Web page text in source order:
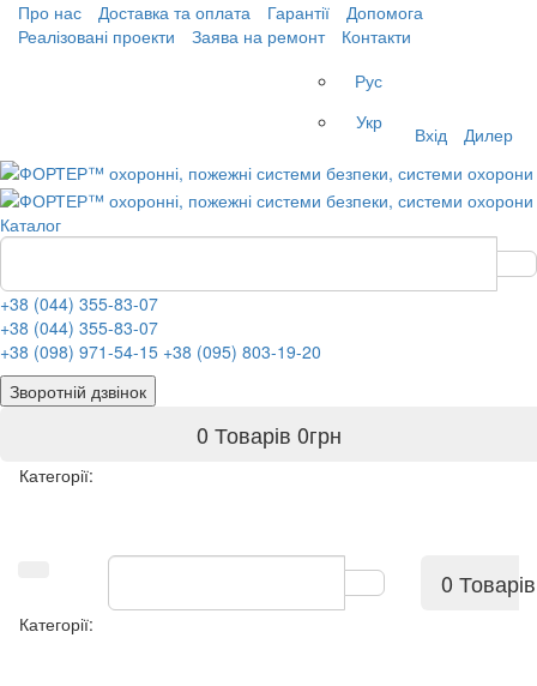
Про нас Доставка та оплата Гарантії
Допомога
Реалізовані проекти
Заява на ремонт
Контакти
Рус
Укр
Вхід Дилер
Каталог
+38 (044) 355-83-07
+38 (044) 355-83-07
+38 (098) 971-54-15 +38 (095) 803-19-20
Зворотній дзвінок
0 Товарів 0грн
Категорії:
0 Товарів
Категорії: